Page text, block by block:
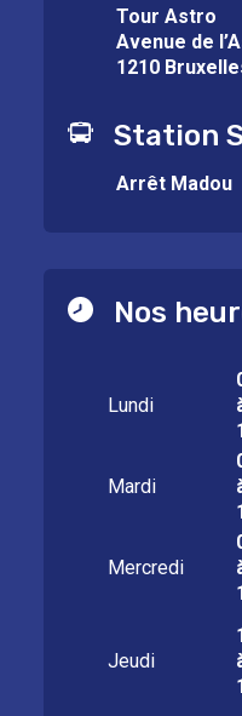
Tour Astro
Avenue de
1210
Station
Arrêt Madou
Nos
Lundi
Mardi
Mercredi
Jeudi